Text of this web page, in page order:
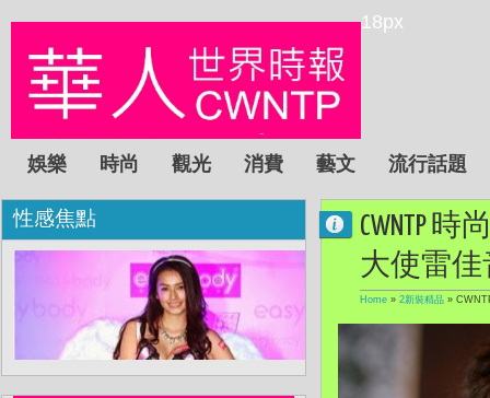
18px
娛樂 時尚 觀光 消費 藝文 流行話題
CWNTP 時
大使雷
Home » 2新裝精品 »
性感焦點